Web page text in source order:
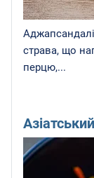
страва, що
перцю,...